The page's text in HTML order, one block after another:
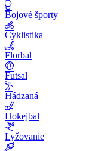
Bojové športy
Cyklistika
Florbal
Futsal
Hádzaná
Hokejbal
Lyžovanie